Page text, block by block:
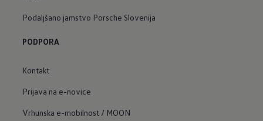
Podaljšano jamstvo Porsche Slovenija
PODPORA
Kontakt
Prijava na e-novice
Vrhunska e-mobilnost / MOON